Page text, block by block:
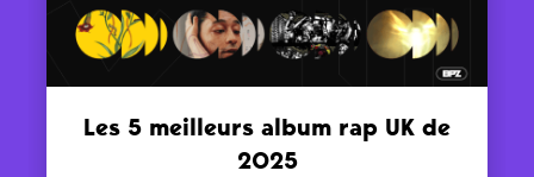
Les 5 meilleurs album rap UK de
2025